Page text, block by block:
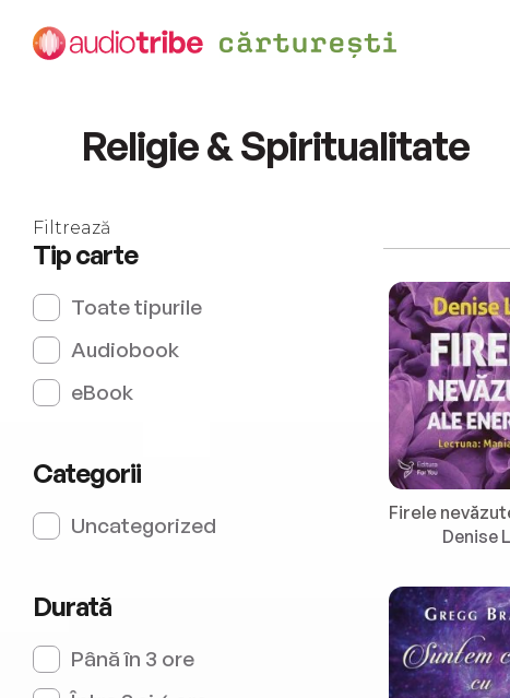
Religie & Spiritualitate
Filtrează
Tip carte
Toate tipurile
Audiobook
eBook
Categorii
Uncategorized
Durată
Până în 3 ore
Denise